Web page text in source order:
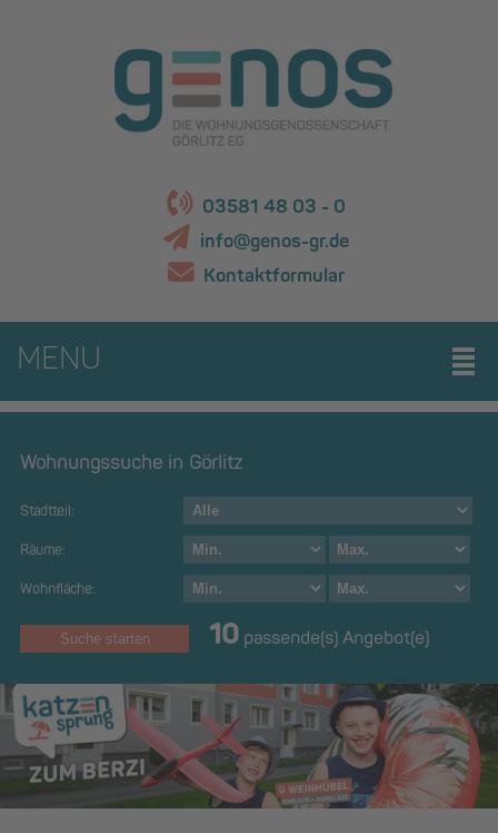
03581 48 03 - 0
info@genos-gr.de
Kontaktformular
MENU
Wohnungssuche in Görlitz
Stadtteil:
Räume:
Wohnfläche:
10 passende(s) Angebot(e)